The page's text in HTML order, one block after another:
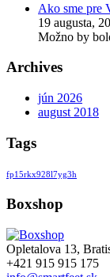
Ako sme pre
19 augusta,
Možno by
Archives
jún 2026
august 2018
Tags
fp15rkx928l7yg3h
Boxshop
Opletalova 13,
+421 915 915 175